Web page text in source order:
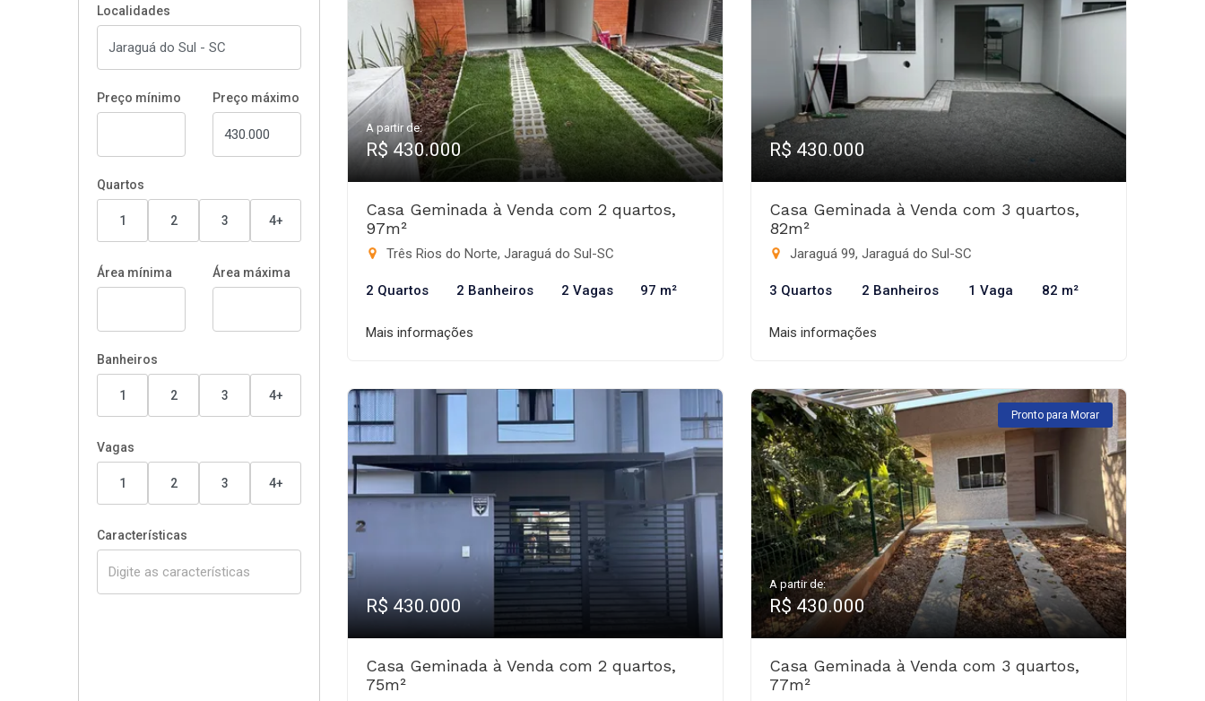
Localidades
Preço mínimo Preço máximo
Quartos
1 2 3 4+
Área mínima Área máxima
Banheiros
1 2 3 4+
Vagas
1 2 3 4+
Características
A partir de:
R$ 430.000
Casa Geminada à Venda com 2 quartos,
97m²
Três Rios do Norte, Jaraguá do Sul-SC
2 Quartos 2 Banheiros 2 Vagas 97 m²
Mais informações
R$ 430.000
Casa Geminada à Venda com 3 quartos,
82m²
Jaraguá 99, Jaraguá do Sul-SC
3 Quartos 2 Banheiros 1 Vaga 82 m²
Mais informações
R$ 430.000
Casa Geminada à Venda com 2 quartos,
75m²
Pronto para Morar
A partir de:
R$ 430.000
Casa Geminada à Venda com 3 quartos,
77m²